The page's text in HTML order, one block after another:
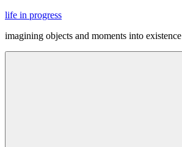
Skip
content
life in progress
imagining objects and moments into existence